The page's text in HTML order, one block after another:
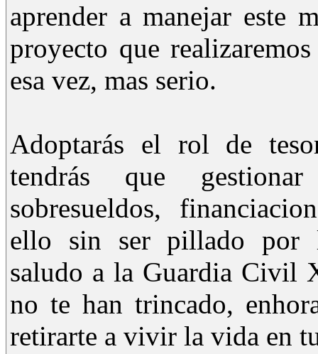
aprender a manejar este
proyecto que
esa vez, mas serio.
Adoptarás el rol de
tendrás que
sobresueldos,
ello sin ser pillado por
saludo a la Guardia Civil
no te han trincado,
retirarte a vivir la vida en